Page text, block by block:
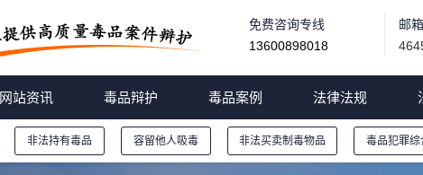
免费咨询专线
13600898018
邮箱
网站资讯 毒品辩护 毒品案例 法律法规
非法持有毒品 容留他人吸毒 非法买卖制毒物品 毒品犯罪综